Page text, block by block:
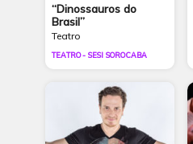
“Dinossauros do
Brasil”
Teatro
TEATRO - SESI SOROCABA